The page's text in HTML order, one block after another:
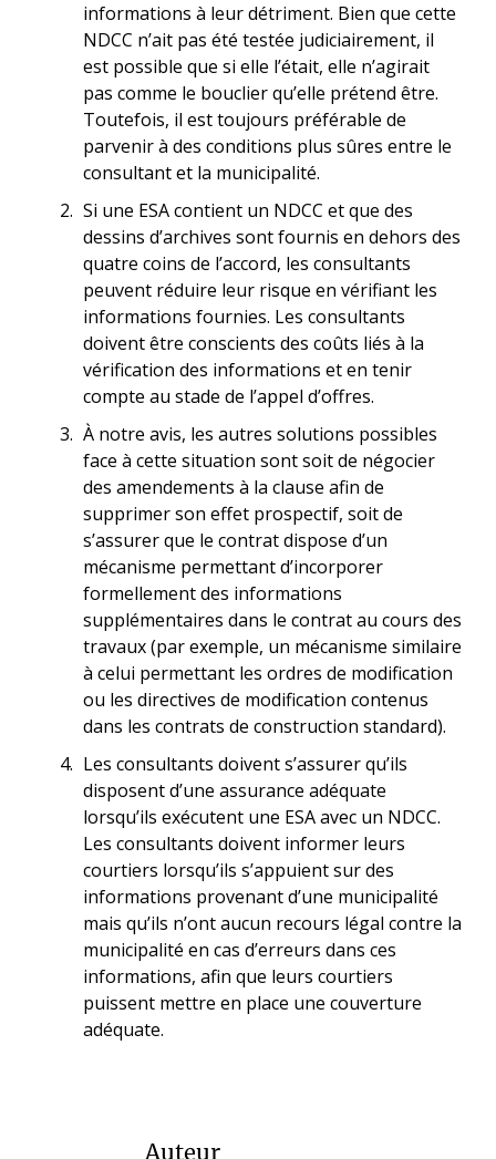
informations à leur détriment. Bien que cette
NDCC n’ait pas été testée judiciairement, il
est possible que si elle l’était, elle n’agirait
pas comme le bouclier qu’elle prétend être.
Toutefois, il est toujours préférable de
parvenir à des conditions plus sûres entre le
consultant et la municipalité.
Si une ESA contient un NDCC et que des
dessins d’archives sont fournis en dehors des
quatre coins de l’accord, les consultants
peuvent réduire leur risque en vérifiant les
informations fournies. Les consultants
doivent être conscients des coûts liés à la
vérification des informations et en tenir
compte au stade de l’appel d’offres.
À notre avis, les autres solutions possibles
face à cette situation sont soit de négocier
des amendements à la clause afin de
supprimer son effet prospectif, soit de
s’assurer que le contrat dispose d’un
mécanisme permettant d’incorporer
formellement des informations
supplémentaires dans le contrat au cours des
travaux (par exemple, un mécanisme similaire
à celui permettant les ordres de modification
ou les directives de modification contenus
dans les contrats de construction standard).
Les consultants doivent s’assurer qu’ils
disposent d’une assurance adéquate
lorsqu’ils exécutent une ESA avec un NDCC.
Les consultants doivent informer leurs
courtiers lorsqu’ils s’appuient sur des
informations provenant d’une municipalité
mais qu’ils n’ont aucun recours légal contre la
municipalité en cas d’erreurs dans ces
informations, afin que leurs courtiers
puissent mettre en place une couverture
adéquate.
Auteur